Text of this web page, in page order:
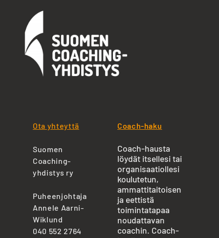
Ota yhteyttä
Suomen
Coaching-
yhdistys ry
Puheenjohtaja
Annele Aarni-
Wiklund
040 552 2764
Coach-haku
Coach-hausta
löydät itsellesi tai
organisaatiollesi
koulutetun,
ammattitaitoisen
ja eettistä
toimintatapaa
noudattavan
coachin. Coach-